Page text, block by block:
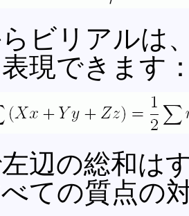
ビリアルは
現できます
辺の総和は
ての質点の